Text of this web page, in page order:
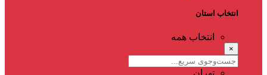
انتخاب استان
انتخاب همه
×
تهران